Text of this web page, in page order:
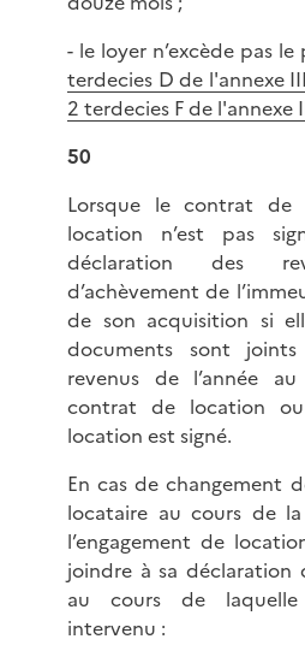
- le loyer n’excède pas le
terdecies D de l'annexe
2 terdecies F de l'annexe
50
Lorsque le contrat
location n’est pas
déclaration des
d’achèvement de
de son acquisition si
documents sont
revenus de l’année
contrat de location
location est signé.
En cas de changement
locataire au cours de
l’engagement de
joindre à sa déclaration
au cours de
intervenu :